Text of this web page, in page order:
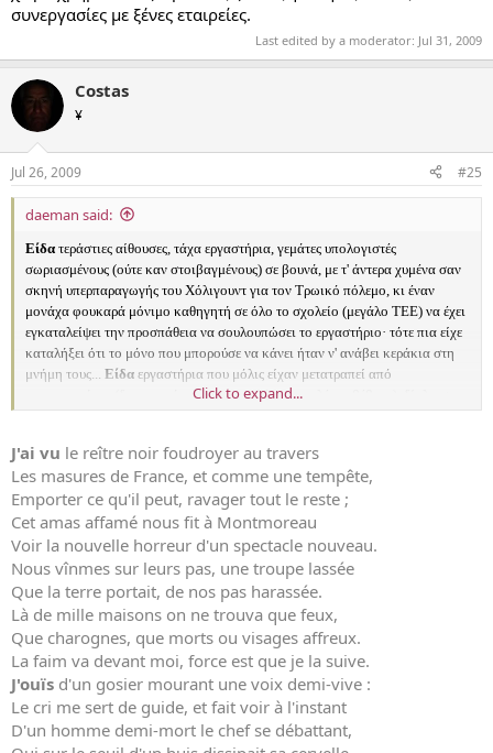
συνεργασίες με ξένες εταιρείες.
Last edited by a moderator: Jul 31, 2009
Costas
¥
Jul 26, 2009 #25
daeman said:
Είδα τεράστιες αίθουσες, τάχα εργαστήρια, γεμάτες υπολογιστές
σωριασμένους (ούτε καν στοιβαγμένους) σε βουνά, με τ' άντερα χυμένα σαν
σκηνή υπερπαραγωγής του Χόλιγουντ για τον Τρωικό πόλεμο, κι έναν
μονάχα φουκαρά μόνιμο καθηγητή σε όλο το σχολείο (μεγάλο ΤΕΕ) να έχει
εγκαταλείψει την προσπάθεια να σουλουπώσει το εργαστήριο· τότε πια είχε
καταλήξει ότι το μόνο που μπορούσε να κάνει ήταν ν' ανάβει κεράκια στη
μνήμη τους... Είδα εργαστήρια που μόλις είχαν μετατραπεί από
αποχωρητήρια (δεν μπορώ να τα αποκαλέσω τουαλέτες, βέβαια), δίπλα στα
υπάρχοντα, φυσικά, που έμπαζαν νερά όποτε είχε διαρροή δίπλα (συχνά-
Άκουσα...Άκουσα...
Click to expand...
J'ai vu le reître noir foudroyer au travers
Les masures de France, et comme une tempête,
Emporter ce qu'il peut, ravager tout le reste ;
Cet amas affamé nous fit à Montmoreau
Voir la nouvelle horreur d'un spectacle nouveau.
Nous vînmes sur leurs pas, une troupe lassée
Que la terre portait, de nos pas harassée.
Là de mille maisons on ne trouva que feux,
Que charognes, que morts ou visages affreux.
La faim va devant moi, force est que je la suive.
J'ouïs d'un gosier mourant une voix demi-vive :
Le cri me sert de guide, et fait voir à l'instant
D'un homme demi-mort le chef se débattant,